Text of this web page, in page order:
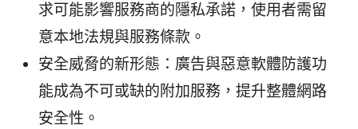
求可能影響服務商的隱私承諾，使用者需留
意本地法規與服務條款。
安全威脅的新形態：廣告與惡意軟體防護功
能成為不可或缺的附加服務，提升整體網路
安全性。